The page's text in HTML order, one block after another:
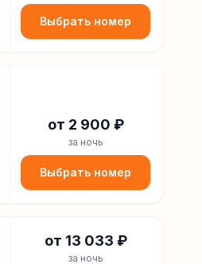
Выбрать номер
от 2 900 ₽
за ночь
Выбрать номер
от 13 033 ₽
за ночь